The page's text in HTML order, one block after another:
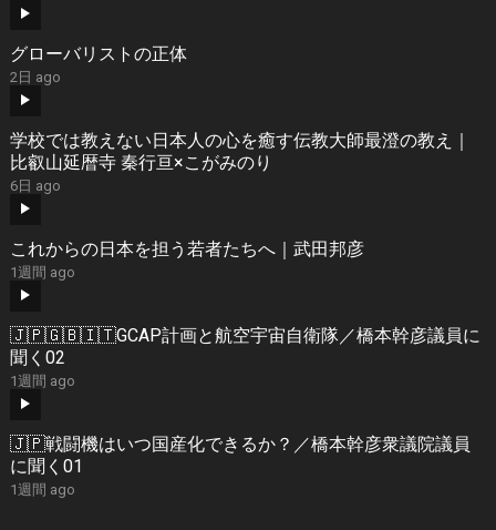
グローバリストの正体
2日 ago
学校では教えない日本人の心を癒す伝教大師最澄の教え｜
比叡山延暦寺 秦行亘×こがみのり
6日 ago
これからの日本を担う若者たちへ｜武田邦彦
1週間 ago
🇯🇵🇬🇧🇮🇹GCAP計画と航空宇宙自衛隊／橋本幹彦議員に
聞く02
1週間 ago
🇯🇵戦闘機はいつ国産化できるか？／橋本幹彦衆議院議員
に聞く01
1週間 ago